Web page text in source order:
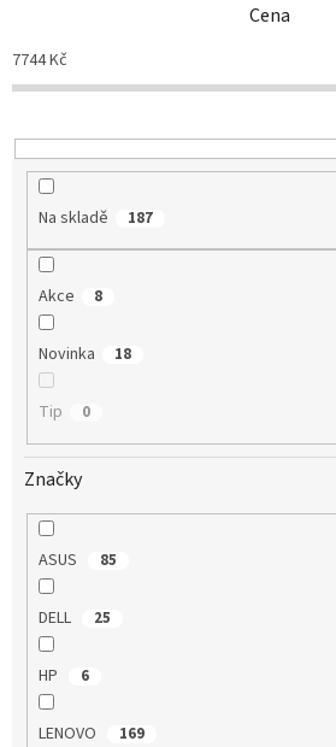
p
r
o
u
Cena
7744Kč
Na skladě 187
Akce 8
Novinka 18
Tip 0
Značky
ASUS 85
DELL 25
HP 6
LENOVO 169